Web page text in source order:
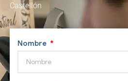
Castellón
Nombre